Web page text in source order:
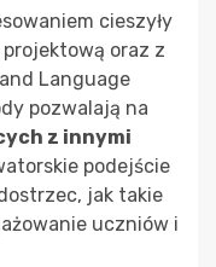
cieszyły
oraz z
Language
pozwalają na
z innymi
podejście
jak takie
uczniów i